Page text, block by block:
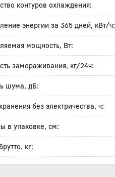
контуров охлаждения:
энергии за 365 дней, кВт/ч:
мощность, Вт:
замораживания, кг/24ч:
шума, дБ:
без электричества, ч:
в упаковке, см:
кг: